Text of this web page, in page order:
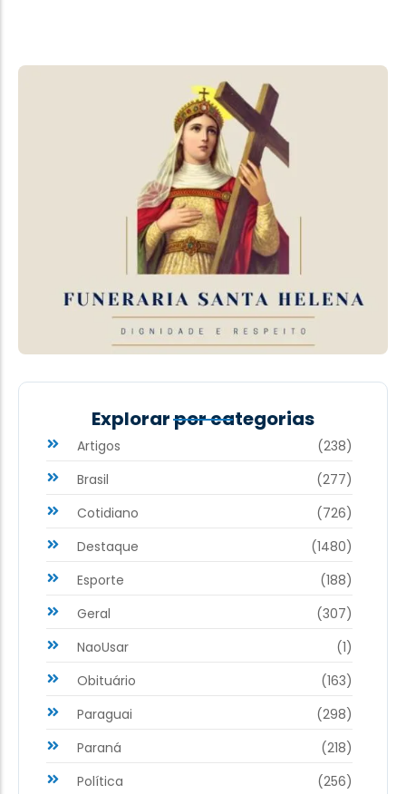
Explorar por categorias
Artigos
(238)
Brasil
(277)
Cotidiano
(726)
Destaque
(1480)
Esporte
(188)
Geral
(307)
NaoUsar
(1)
Obituário
(163)
Paraguai
(298)
Paraná
(218)
Política
(256)